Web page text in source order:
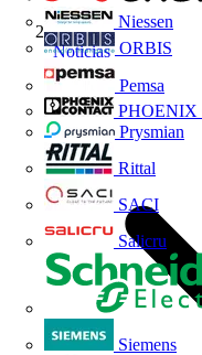
Niessen
ORBIS
Pemsa
PHOENIX
Prysmian
Rittal
SACI
Salicru
Siemens
Noticias